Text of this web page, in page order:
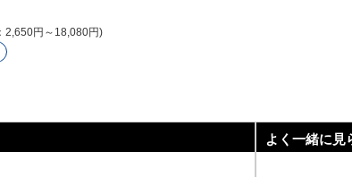
2,650円 ～ 18,080円
よく一緒に見